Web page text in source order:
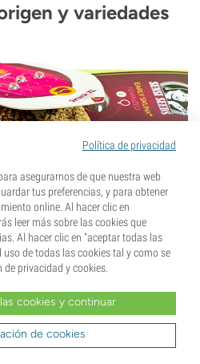
y variedades
la marihuana moderna su olor
y con un fondo dulce. El
en los años 70 con índica
y Colombian Gold. Aquí
feminizadas, autoflorecientes y
de la Skunk
Política de privacidad
asegurarnos de que nuestra web
tus preferencias, y para obtener
online. Al hacer clic en
leer más sobre las cookies que
Al hacer clic en "aceptar todas las
de todas las cookies tal y como se
privacidad y cookies.
cookies y continuar
de cookies